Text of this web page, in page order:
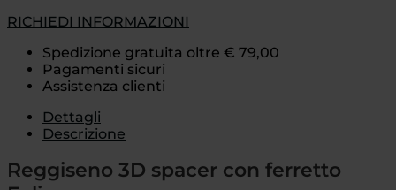
RICHIEDI INFORMAZIONI
Spedizione gratuita oltre € 79,00
Pagamenti sicuri
Assistenza clienti
Dettagli
Descrizione
Reggiseno 3D spacer con ferretto